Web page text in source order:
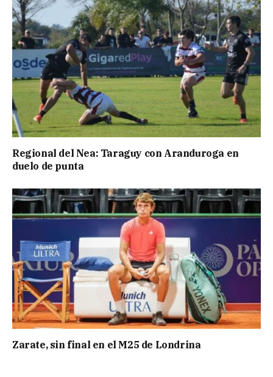
Regional del Nea: Taraguy con Aranduroga en
duelo de punta
Zarate, sin final en el M25 de Londrina